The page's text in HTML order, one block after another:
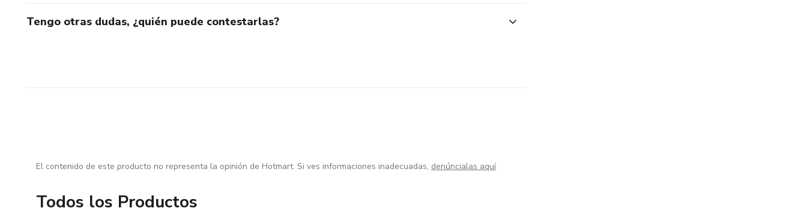
Tengo otras dudas, ¿quién puede contestarlas?
El contenido de este producto no representa la opinión de Hotmart. Si ves informaciones inadecuadas, denúncialas aquí
Todos los Productos